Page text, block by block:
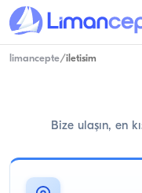
limancepte/iletisim
Bize ulaşın, en